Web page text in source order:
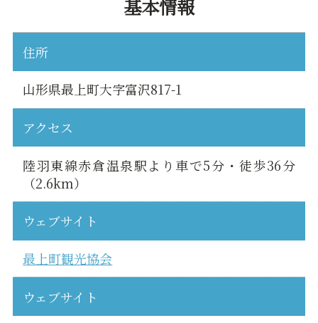
基本情報
住所
山形県最上町大字富沢817-1
アクセス
陸羽東線赤倉温泉駅より車で5分・徒歩36分
（2.6km）
ウェブサイト
最上町観光協会
ウェブサイト